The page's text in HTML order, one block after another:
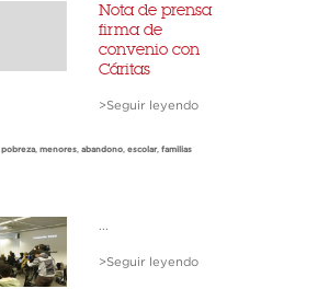
Nota de prensa
firma de
convenio con
Cáritas
>Seguir leyendo
pobreza, menores, abandono, escolar, familias
>Seguir leyendo